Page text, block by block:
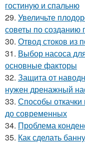
гостиную и спальню
29. Увеличьте
советы по созданию
30. Отвод стоков из
31. Выбор насоса
основные факторы
32. Защита от
нужен дренажный
33. Способы
до современных
34. Проблема
35. Как сделать